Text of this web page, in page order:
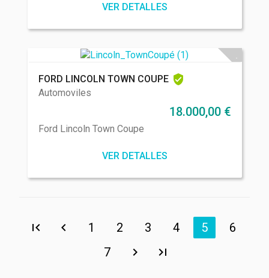
VER DETALLES
FORD LINCOLN TOWN COUPE
Automoviles
18.000,00 €
Ford Lincoln Town Coupe
VER DETALLES
1 2 3 4 5
6
7